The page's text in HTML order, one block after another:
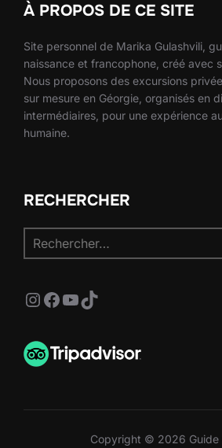
À PROPOS DE CE SITE
Site personnel de Marika Gulashvili,
naissance et francophone, créé avec
Nous proposons des excursions
sur mesure en Géorgie, organisés en
intermédiaires, pour une expérience
humaine.
RECHERCHER
Recherche
Instagram
Facebook
YouTube
TikTok
Copyright © 2026 Guide